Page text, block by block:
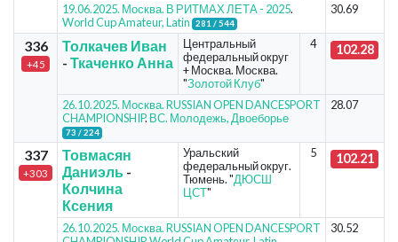
19.06.2025. Москва. В РИТМАХ ЛЕТА - 2025.
World Cup Amateur, Latin
281 / 544
30.69
336
+45
Толкачев Иван
- Ткаченко Анна
Центральный
федеральный округ
+ Москва. Москва.
"Золотой Клуб"
4 102.28
26.10.2025. Москва. RUSSIAN OPEN DANCESPORT
CHAMPIONSHIP. ВС. Молодежь, Двоеборье
73 / 224
28.07
337
+303
Товмасян
Даниэль-
Колчина
Ксения
Уральский
федеральный округ.
Тюмень. "ДЮСШ
ЦСТ"
5 102.21
26.10.2025. Москва. RUSSIAN OPEN DANCESPORT
30.52